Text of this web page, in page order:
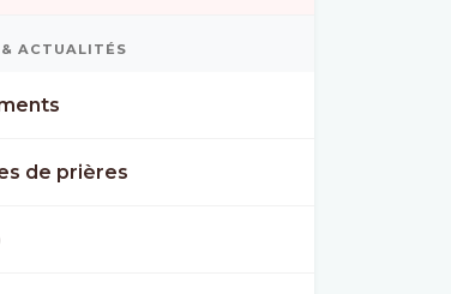
ACTUALITÉS
de prières